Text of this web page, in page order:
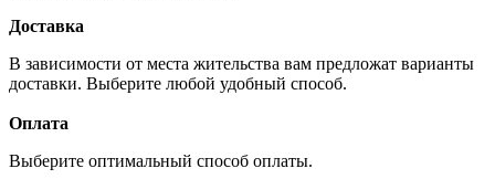
Доставка
В зависимости от места жительства вам предложат варианты
доставки. Выберите любой удобный способ.
Оплата
Выберите оптимальный способ оплаты.